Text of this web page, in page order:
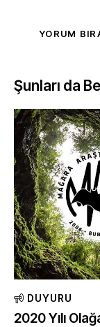
Şunları da
DUYURU
2020 Yılı